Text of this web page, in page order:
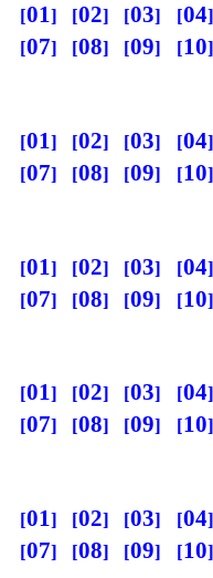
01 02 03 04
07
08 09 10
01 02 03 04
07
08 09 10
01 02 03 04
07
08 09 10
01 02 03 04
07
08 09 10
01 02 03 04
07
08 09 10